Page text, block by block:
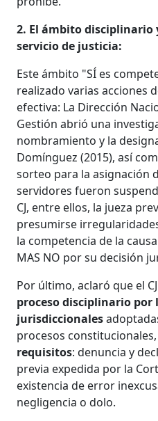
2. El ámbito disciplinario
servicio de justicia:
Este ámbito "SÍ es
realizado varias acciones
efectiva: La Dirección
Gestión abrió una
nombramiento y la
Domínguez (2015), así
sorteo para la asignación
servidores fueron
CJ, entre ellos, la jueza
presumirse
la competencia de la
MAS NO por su decisión
Por último, aclaró que el CJ
proceso disciplinario por
jurisdiccionales
procesos
requisitos: denuncia y
previa expedida por la
existencia de error
negligencia o dolo.